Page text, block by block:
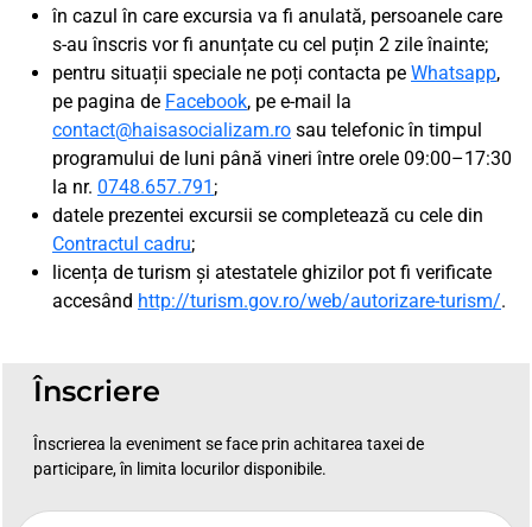
în cazul în care excursia va fi anulată, persoanele care
s-au înscris vor fi anunțate cu cel puțin 2 zile înainte;
pentru situații speciale ne poți contacta pe Whatsapp,
pe pagina de Facebook, pe e-mail la
contact@haisasocializam.ro sau telefonic în timpul
programului de luni până vineri între orele 09:00–17:30
la nr. 0748.657.791 ;
datele prezentei excursii se completează cu cele din
Contractul cadru;
licența de turism și atestatele ghizilor pot fi verificate
accesând http://turism.gov.ro/web/autorizare-turism/.
Înscriere
Înscrierea la eveniment se face prin achitarea taxei de
participare, în limita locurilor disponibile.